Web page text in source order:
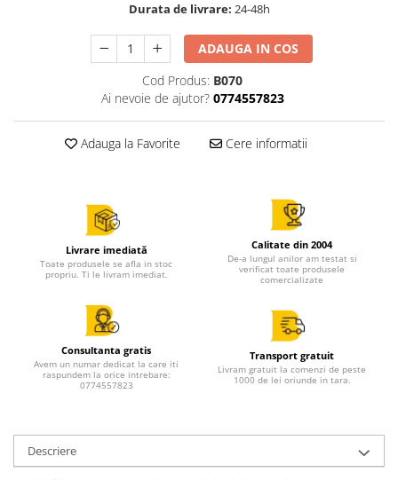
Marcator pret
Cititor coduri bare / scanner
Imprimanta bonuri - comenzi
bucatarie
Calculator desktop
Monitor touchscreen
POS - incasare cu cardul
Birotica
Pixuri
Durata de livrare: 24-48h
ADAUGA IN COS
Cod Produs: B070
Ai nevoie de ajutor? 0774557823
Adauga la Favorite Cere informatii
Livrare imediată
Toate produsele se afla in stoc
propriu. Ti le livram imediat.
Calitate din 2004
De-a lungul anilor am testat si
verificat toate produsele
comercializate
Consultanta gratis
Avem un numar dedicat la care iti
raspundem la orice intrebare:
0774557823
Transport gratuit
Livram gratuit la comenzi de peste
1000 de lei oriunde in tara.
Descriere